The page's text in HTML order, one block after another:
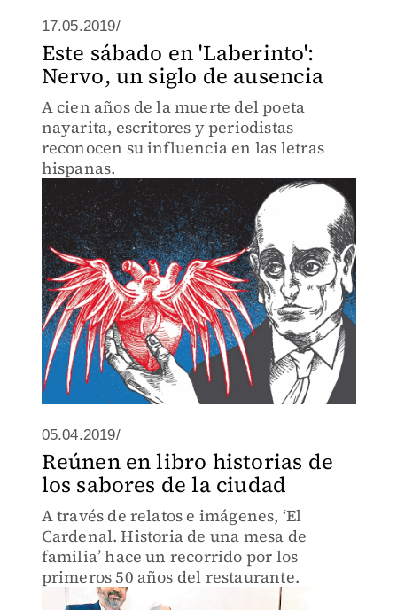
17.05.2019/
Este sábado en 'Laberinto':
Nervo, un siglo de ausencia
A cien años de la muerte del poeta
nayarita, escritores y periodistas
reconocen su influencia en las letras
hispanas.
05.04.2019/
Reúnen en libro historias de
los sabores de la ciudad
A través de relatos e imágenes, ‘El
Cardenal. Historia de una mesa de
familia’ hace un recorrido por los
primeros 50 años del restaurante.